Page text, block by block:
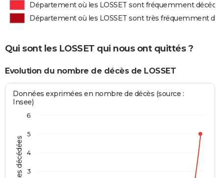
Département où les LOSSET sont fréquemment
Département où les LOSSET sont très fréquemment
Qui sont les LOSSET qui nous ont quittés ?
Evolution du nombre de décès de LOSSET
Données exprimées en nombre de décès (source :
Insee)
3
4
5
6